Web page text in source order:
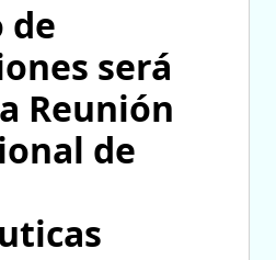
de
será
Reunión
de